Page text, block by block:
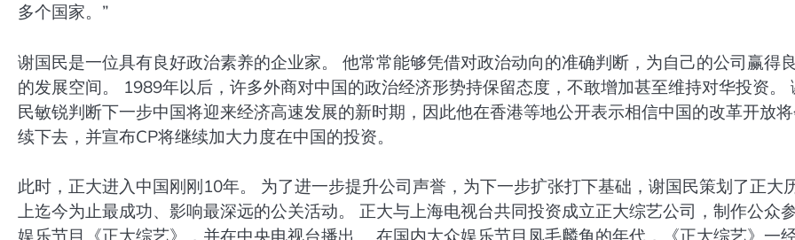
多个国家。”
谢国民是一位具有良好政治素养的企业家。 他常常能够凭借对政治动向的准确判断，为自己的公司赢得
的发展空间。 1989年以后，许多外商对中国的政治经济形势持保留态度，不敢增加甚至维持对华投资。
民敏锐判断下一步中国将迎来经济高速发展的新时期，因此他在香港等地公开表示相信中国的改革开放
续下去，并宣布CP将继续加大力度在中国的投资。
此时，正大进入中国刚刚10年。 为了进一步提升公司声誉，为下一步扩张打下基础，谢国民策划了正大
上迄今为止最成功、影响最深远的公关活动。 正大与上海电视台共同投资成立正大综艺公司，制作公众